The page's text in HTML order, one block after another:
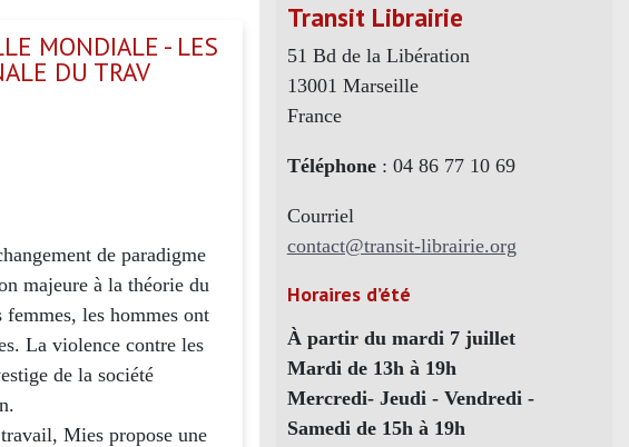
MONDIALE - LES
DU TRAV
de paradigme
majeure à la théorie du
les hommes ont
La violence contre les
de la société
Mies propose une
Transit Librairie
51 Bd de la Libération
13001 Marseille
France
Téléphone: 04 86 77 10 69
Courriel
contact@transit-librairie.org
Horaires d’été
À partir du mardi 7 juillet
Mardi de 13h à 19h
Mercredi- Jeudi - Vendredi -
Samedi de 15h à 19h